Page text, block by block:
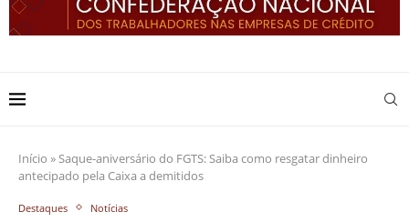
Início »Saque-aniversário do FGTS: Saiba como resgatar dinheiro
antecipado pela Caixa a demitidos
Destaques Notícias